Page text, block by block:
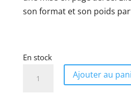
son format et son poids
En stock
Ajouter au